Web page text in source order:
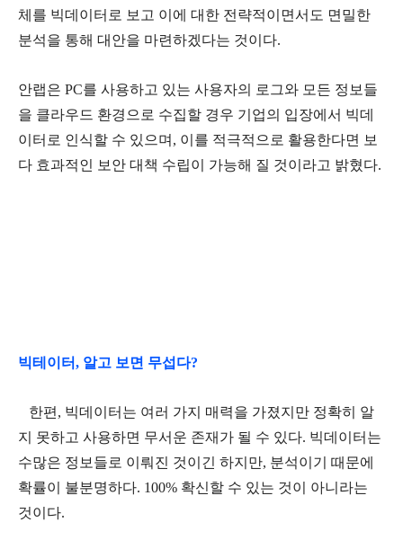
체를 빅데이터로 보고 이에 대한 전략적이면서도 면밀한
분석을 통해 대안을 마련하겠다는 것이다.
안랩은 PC를 사용하고 있는 사용자의 로그와 모든 정보들
을 클라우드 환경으로 수집할 경우 기업의 입장에서 빅데
이터로 인식할 수 있으며, 이를 적극적으로 활용한다면 보
다 효과적인 보안 대책 수립이 가능해 질 것이라고 밝혔다.
빅테이터, 알고 보면 무섭다?
한편, 빅데이터는 여러 가지 매력을 가졌지만 정확히 알
지 못하고 사용하면 무서운 존재가 될 수 있다. 빅데이터는
수많은 정보들로 이뤄진 것이긴 하지만, 분석이기 때문에
확률이 불분명하다. 100% 확신할 수 있는 것이 아니라는
것이다.